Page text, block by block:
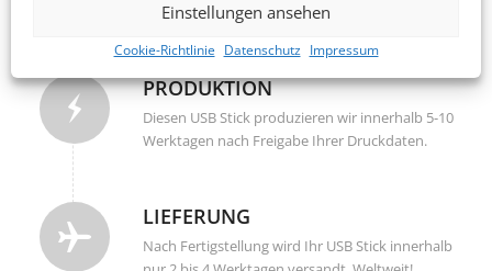
Einstellungen ansehen
Cookie-Richtlinie Datenschutz Impressum
angelieferten Daten überprüft und korrigiert.
PRODUKTION
Diesen USB Stick produzieren wir innerhalb 5-10
Werktagen nach Freigabe Ihrer Druckdaten.
LIEFERUNG
Nach Fertigstellung wird Ihr USB Stick innerhalb